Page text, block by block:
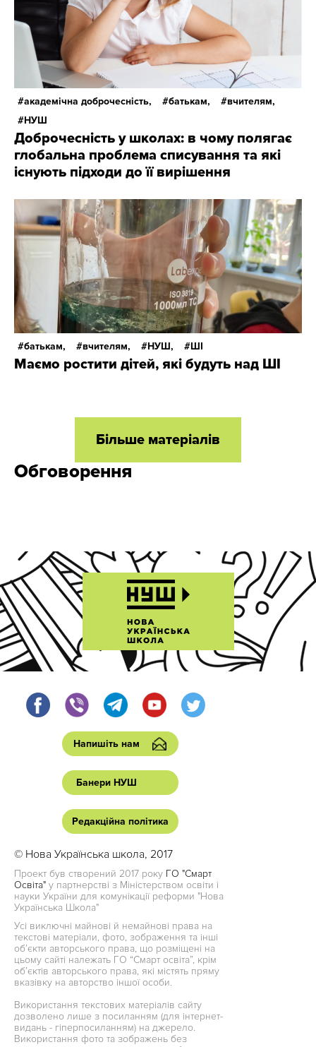
академічна доброчесність, батькам,
вчителям,
НУШ
Доброчесність у школах: в чому полягає
глобальна проблема списування та які
існують підходи до її вирішення
батькам, вчителям, НУШ, ШІ
Маємо ростити дітей, які будуть над ШІ
Більше матеріалів
Обговорення
Напишіть нам
Банери НУШ
Редакційна політика
© Нова Українська школа, 2017
Проект був створений 2017 року ГО "Смарт
Освіта" у партнерстві з Міністерством освіти і
науки України для комунікації реформи "Нова
Українська Школа"
Усі виключні майнові й немайнові права на
текстові матеріали, фото, зображення та інші
об’єкти авторського права, що розміщені на
цьому сайті належать ГО “Смарт освіта”, крім
об’єктів авторського права, які містять пряму
вказівку на авторство іншої особи.
Використання текстових матеріалів сайту
дозволено лише з посиланням (для інтернет-
видань - гіперпосиланням) на джерело.
Використання фото та зображень без